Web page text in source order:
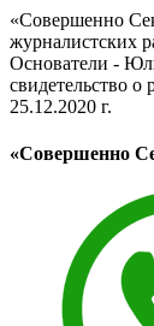
«Совершенно
журналистских
Основатели -
свидетельство
25.12.2020 г.
«Совершенно